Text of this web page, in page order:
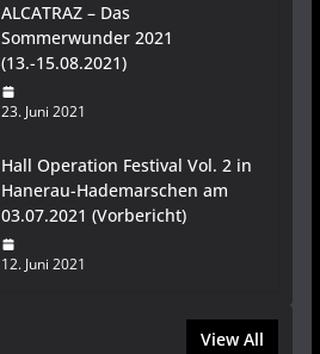
ALCATRAZ – Das
Sommerwunder 2021
(13.-15.08.2021)
23. Juni 2021
Hall Operation Festival Vol. 2 in
Hanerau-Hademarschen am
03.07.2021 (Vorbericht)
12. Juni 2021
View All